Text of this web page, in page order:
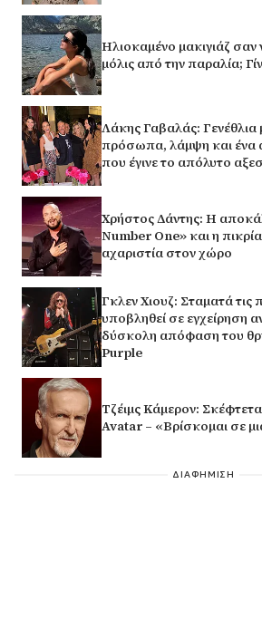
Ηλιοκαμένο μακιγιάζ σαν
μόλις από την παραλία;
Λάκης Γαβαλάς: Γενέθλια
πρόσωπα, λάμψη και ένα
που έγινε το απόλυτο
Χρήστος Δάντης: Η
Number One» και η
αχαριστία στον χώρο
Γκλεν Χιουζ: Σταματά τις
υποβληθεί σε εγχείρηση
δύσκολη απόφαση του
Purple
Τζέιμς Κάμερον:
Avatar – «Βρίσκομαι σε
ΔΙΑΦΗΜΙΣΗ